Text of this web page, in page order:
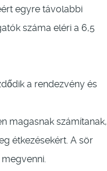
egyre távolabbi
száma eléri a 6,5
a rendezvény és
magasnak számítanak,
étkezésekért. A sör